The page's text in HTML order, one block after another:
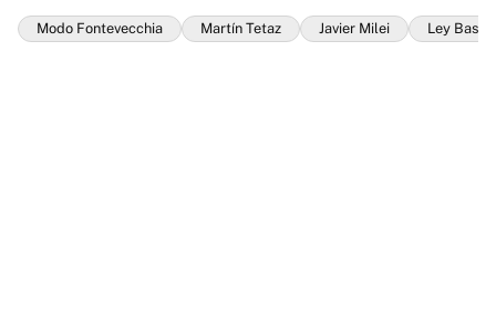
Modo Fontevecchia Martín Tetaz Javier Milei Ley Bases